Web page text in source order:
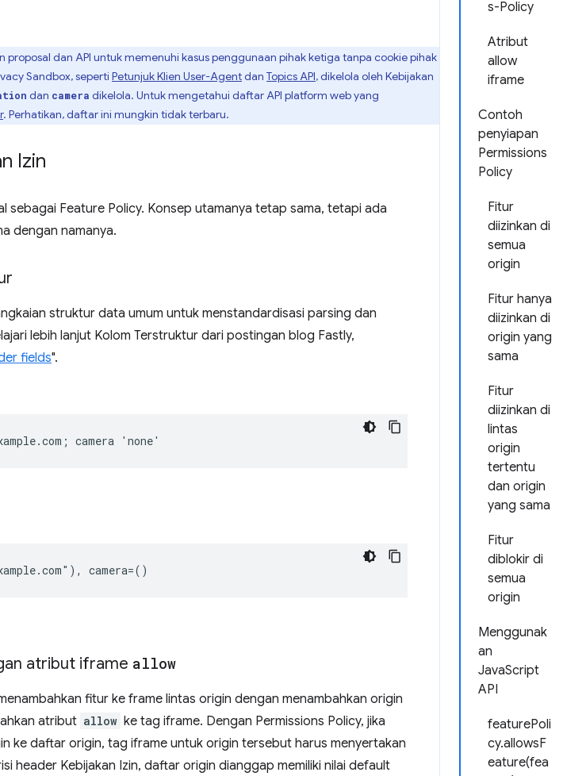
s-Policy
Atribut
allow
iframe
Contoh
penyiapan
Permissions
Policy
Fitur
diizinkan di
semua
origin
Fitur hanya
diizinkan di
origin yang
sama
Fitur
diizinkan di
lintas
origin
tertentu
dan origin
yang sama
Fitur
diblokir di
semua
origin
Menggunak
an
JavaScript
API
featurePoli
cy.allowsF
eature(fea
proposal dan API untuk memenuhi kasus penggunaan pihak ketiga tanpa cookie pihak
Sandbox, seperti Petunjuk Klien User-Agentdan Topics API, dikelola oleh Kebijakan
dan camera dikelola. Untuk mengetahui daftar API platform web yang
. Perhatikan, daftar ini mungkin tidak terbaru.
Izin
sebagai Feature Policy. Konsep utamanya tetap sama, tetapi ada
dengan namanya.
struktur data umum untuk menstandardisasi parsing dan
lebih lanjut Kolom Terstruktur dari postingan blog Fastly,
fields".
camera 'none'
camera=()
atribut iframe allow
fitur ke frame lintas origin dengan menambahkan origin
atribut allow ke tag iframe. Dengan Permissions Policy, jika
ke daftar origin, tag iframe untuk origin tersebut harus menyertakan
header Kebijakan Izin, daftar origin dianggap memiliki nilai default